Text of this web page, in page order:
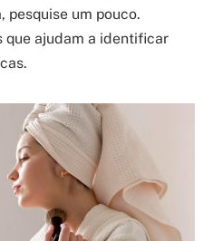
pesquise um pouco.
que ajudam a identificar